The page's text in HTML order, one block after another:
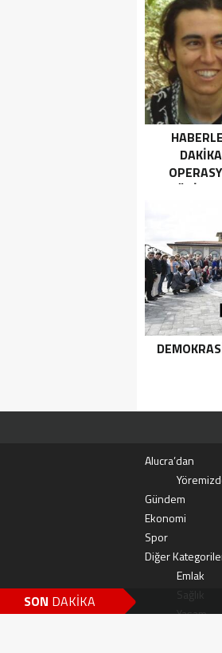
TERÖRIST
Alucra’dan
Gündem
Ekonomi
Spor
Diğer
Emlak
Yaşam
SON DAKİKA